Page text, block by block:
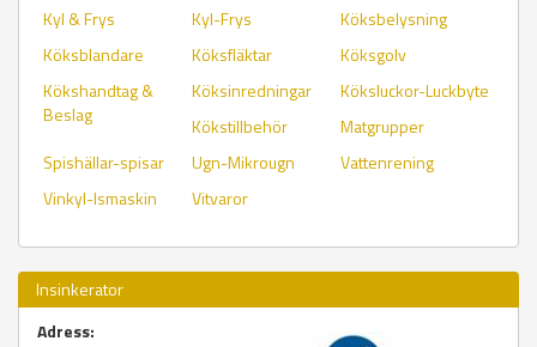
Kyl & Frys
Kyl-Frys
Köksbelysning
Köksblandare
Köksfläktar
Köksgolv
Kökshandtag &
Beslag
Köksinredningar
Köksluckor-Luckbyte
Kökstillbehör
Matgrupper
Spishällar-spisar
Ugn-Mikrougn
Vattenrening
Vinkyl-Ismaskin
Vitvaror
Insinkerator
Adress: